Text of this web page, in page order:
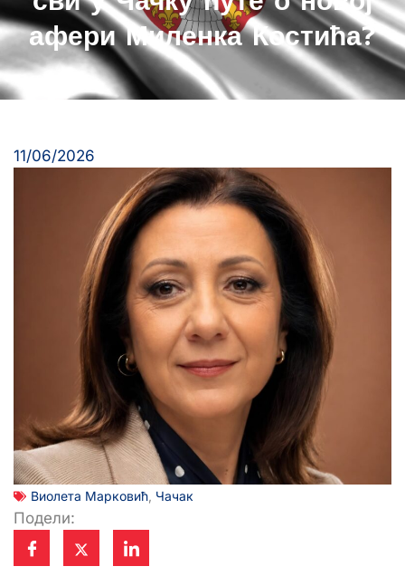
афери Миленка Костића?
11/06/2026
Виолета Марковић Чачак
Подели: